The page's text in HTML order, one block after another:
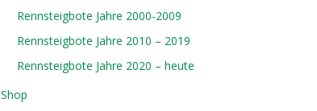
Rennsteigbote Jahre 2000-2009
Rennsteigbote Jahre 2010 – 2019
Rennsteigbote Jahre 2020 – heute
Shop